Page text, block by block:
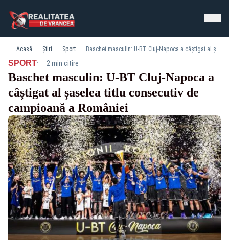
Acasă Știri Sport Baschet masculin: U-BT Cluj-Napoca a câștigat al șaselea titlu consecutiv de campioană a României
SPORT· 2 min citire
Baschet masculin: U-BT Cluj-Napoca a
câștigat al șaselea titlu consecutiv de
campioană a României